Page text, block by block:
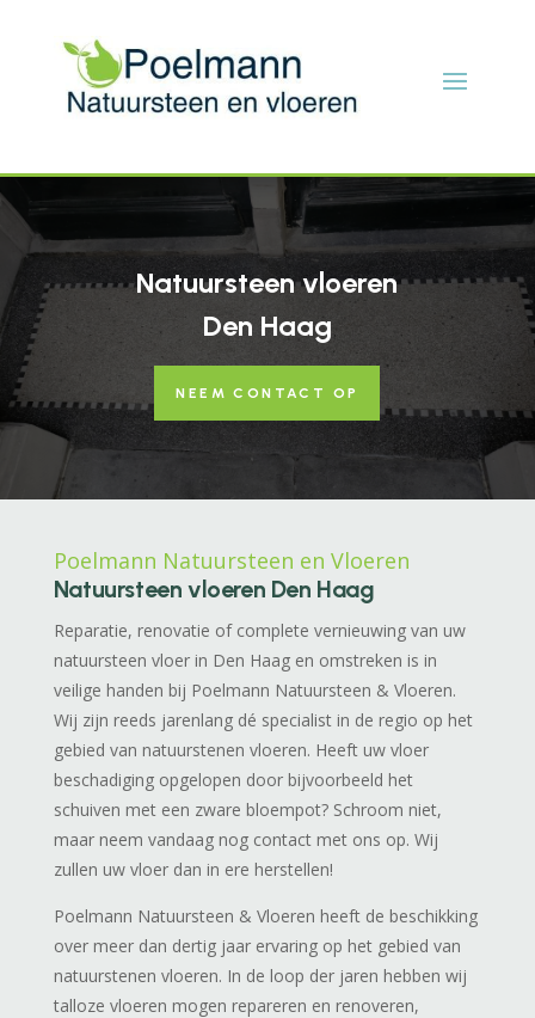
Natuursteen vloeren
Den Haag
NEEM CONTACT OP
Poelmann Natuursteen en Vloeren
Natuursteen vloeren Den Haag
Reparatie, renovatie of complete vernieuwing van uw
natuursteen vloer in Den Haag en omstreken is in
veilige handen bij Poelmann Natuursteen & Vloeren.
Wij zijn reeds jarenlang dé specialist in de regio op het
gebied van natuurstenen vloeren. Heeft uw vloer
beschadiging opgelopen door bijvoorbeeld het
schuiven met een zware bloempot? Schroom niet,
maar neem vandaag nog contact met ons op. Wij
zullen uw vloer dan in ere herstellen!
Poelmann Natuursteen & Vloeren heeft de beschikking
over meer dan dertig jaar ervaring op het gebied van
natuurstenen vloeren. In de loop der jaren hebben wij
talloze vloeren mogen repareren en renoveren,